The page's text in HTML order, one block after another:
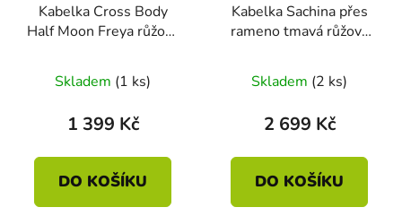
Kabelka Cross Body
Half Moon Freya růžová
Skladem (1 ks)
1 399 Kč
DO KOŠÍKU
Kabelka Sachina přes
rameno tmavá růžová
Skladem (2 ks)
2 699 Kč
DO KOŠÍKU